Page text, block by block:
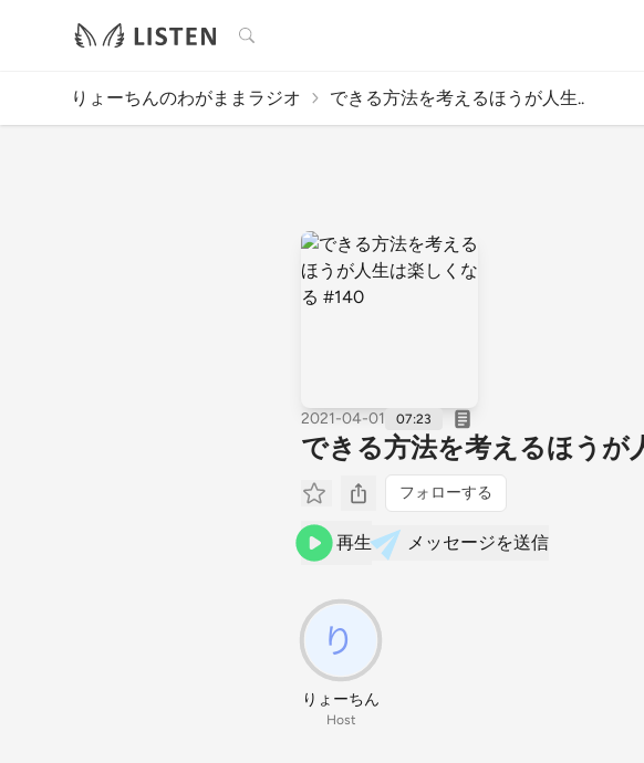
検索
りょーちんのわがままラジオ できる方法を考えるほうが人生..
2021-04-01 07:23
できる方法を考えるほうが
フォローする
再生 メッセージを送信
りょーちん
Host